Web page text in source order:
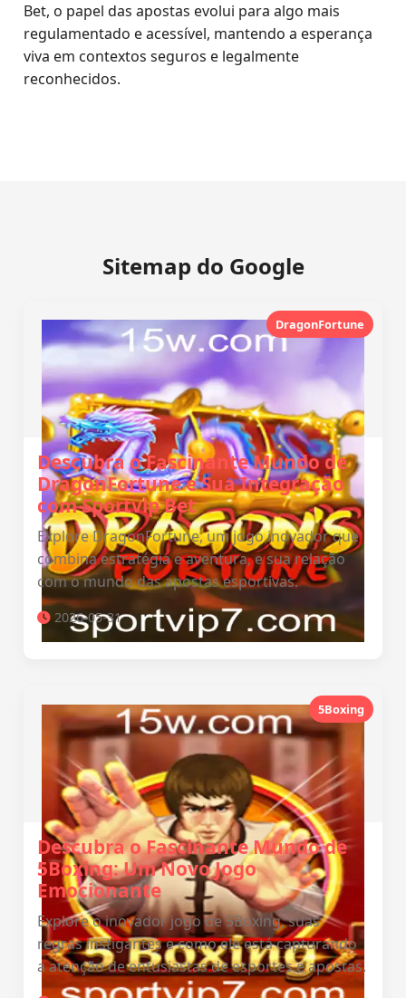
Bet, o papel das apostas evolui para algo mais
regulamentado e acessível, mantendo a esperança
viva em contextos seguros e legalmente
reconhecidos.
Sitemap do Google
DragonFortune
Descubra o Fascinante Mundo de
DragonFortune e Sua Integração
com Sportvip Bet
Explore DragonFortune, um jogo inovador que
combina estratégia e aventura, e sua relação
com o mundo das apostas esportivas.
2026-05-31
5Boxing
Descubra o Fascinante Mundo de
5Boxing: Um Novo Jogo
Emocionante
Explore o inovador jogo de 5Boxing, suas
regras instigantes e como ele está capturando
a atenção de entusiastas de esportes e apostas.